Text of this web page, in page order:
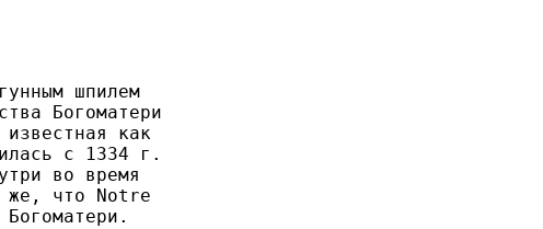
шпилем
Богоматери
как
с 1334 г.
во время
же, что Notre